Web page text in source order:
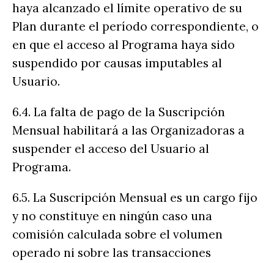
haya alcanzado el límite operativo de su
Plan durante el período correspondiente, o
en que el acceso al Programa haya sido
suspendido por causas imputables al
Usuario.
6.4. La falta de pago de la Suscripción
Mensual habilitará a las Organizadoras a
suspender el acceso del Usuario al
Programa.
6.5. La Suscripción Mensual es un cargo fijo
y no constituye en ningún caso una
comisión calculada sobre el volumen
operado ni sobre las transacciones